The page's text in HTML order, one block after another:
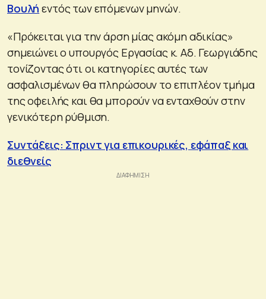
Βουλή εντός των επόμενων μηνών.
«Πρόκειται για την άρση μίας ακόμη αδικίας»
σημειώνει ο υπουργός Εργασίας κ. Αδ. Γεωργιάδης
τονίζοντας ότι οι κατηγορίες αυτές των
ασφαλισμένων θα πληρώσουν το επιπλέον τμήμα
της οφειλής και θα μπορούν να ενταχθούν στην
γενικότερη ρύθμιση.
Συντάξεις: Σπριντ για επικουρικές, εφάπαξ και
διεθνείς